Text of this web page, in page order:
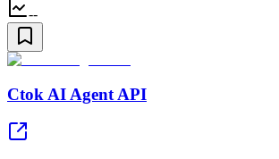
--
Ctok AI Agent API